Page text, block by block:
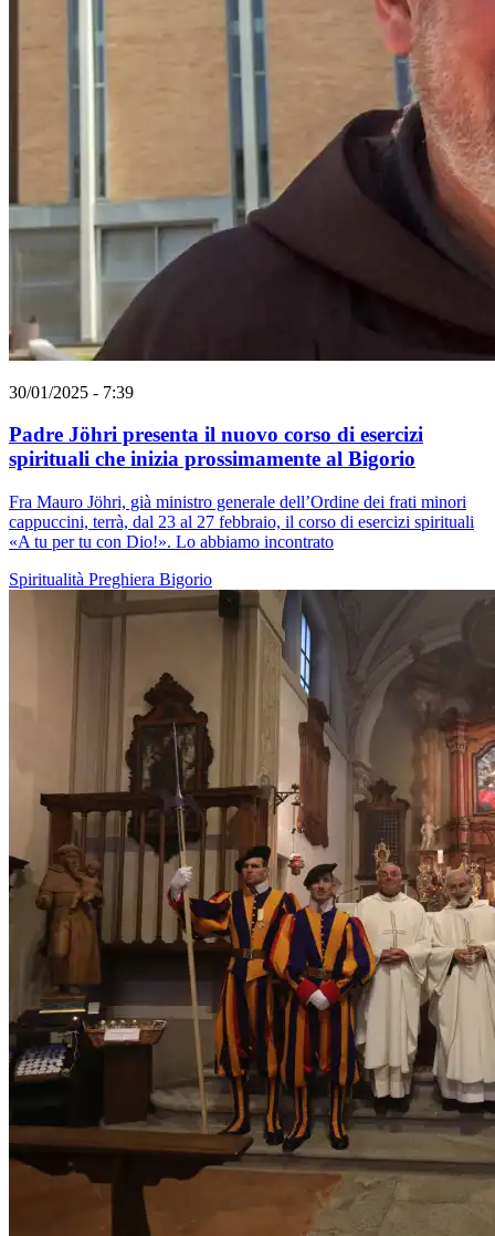
30/01/2025 - 7:39
Padre Jöhri presenta il nuovo corso di esercizi
spirituali che inizia prossimamente al Bigorio
Fra Mauro Jöhri, già ministro generale dell’Ordine dei frati minori
cappuccini, terrà, dal 23 al 27 febbraio, il corso di esercizi spirituali
«A tu per tu con Dio!». Lo abbiamo incontrato
Spiritualità Preghiera Bigorio